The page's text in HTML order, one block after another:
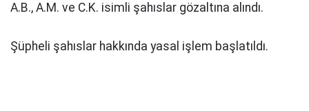
A.B., A.M. ve C.K. isimli şahıslar gözaltına alındı.
Şüpheli şahıslar hakkında yasal işlem başlatıldı.